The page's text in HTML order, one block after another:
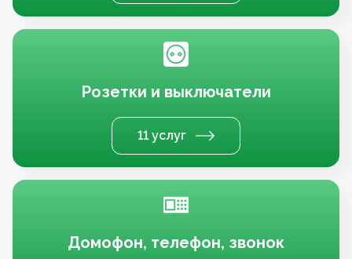
Розетки и выключатели
11 услуг
Домофон, телефон, звонок